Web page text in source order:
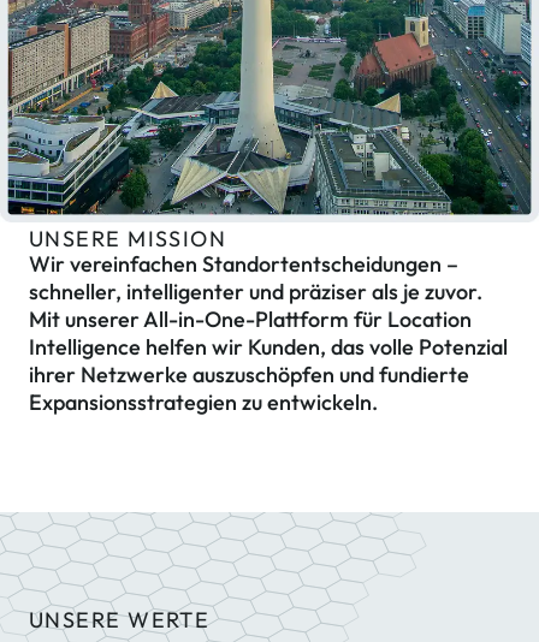
UNSERE MISSION
Wir vereinfachen Standortentscheidungen –
schneller, intelligenter und präziser als je zuvor.
Mit unserer All-in-One-Plattform für Location
Intelligence helfen wir Kunden, das volle Potenzial
ihrer Netzwerke auszuschöpfen und fundierte
Expansionsstrategien zu entwickeln.
UNSERE WERTE
Essential
Cookies
Essential Cookies
Wir verwenden Cookies auf
bestmögliche Nutzererfahrung zu
bieten. Weitere Informationen
sowie eine vollständige Liste der
von uns verwendeten Cookies
finden Sie in unserer
Datenschutzerklärung